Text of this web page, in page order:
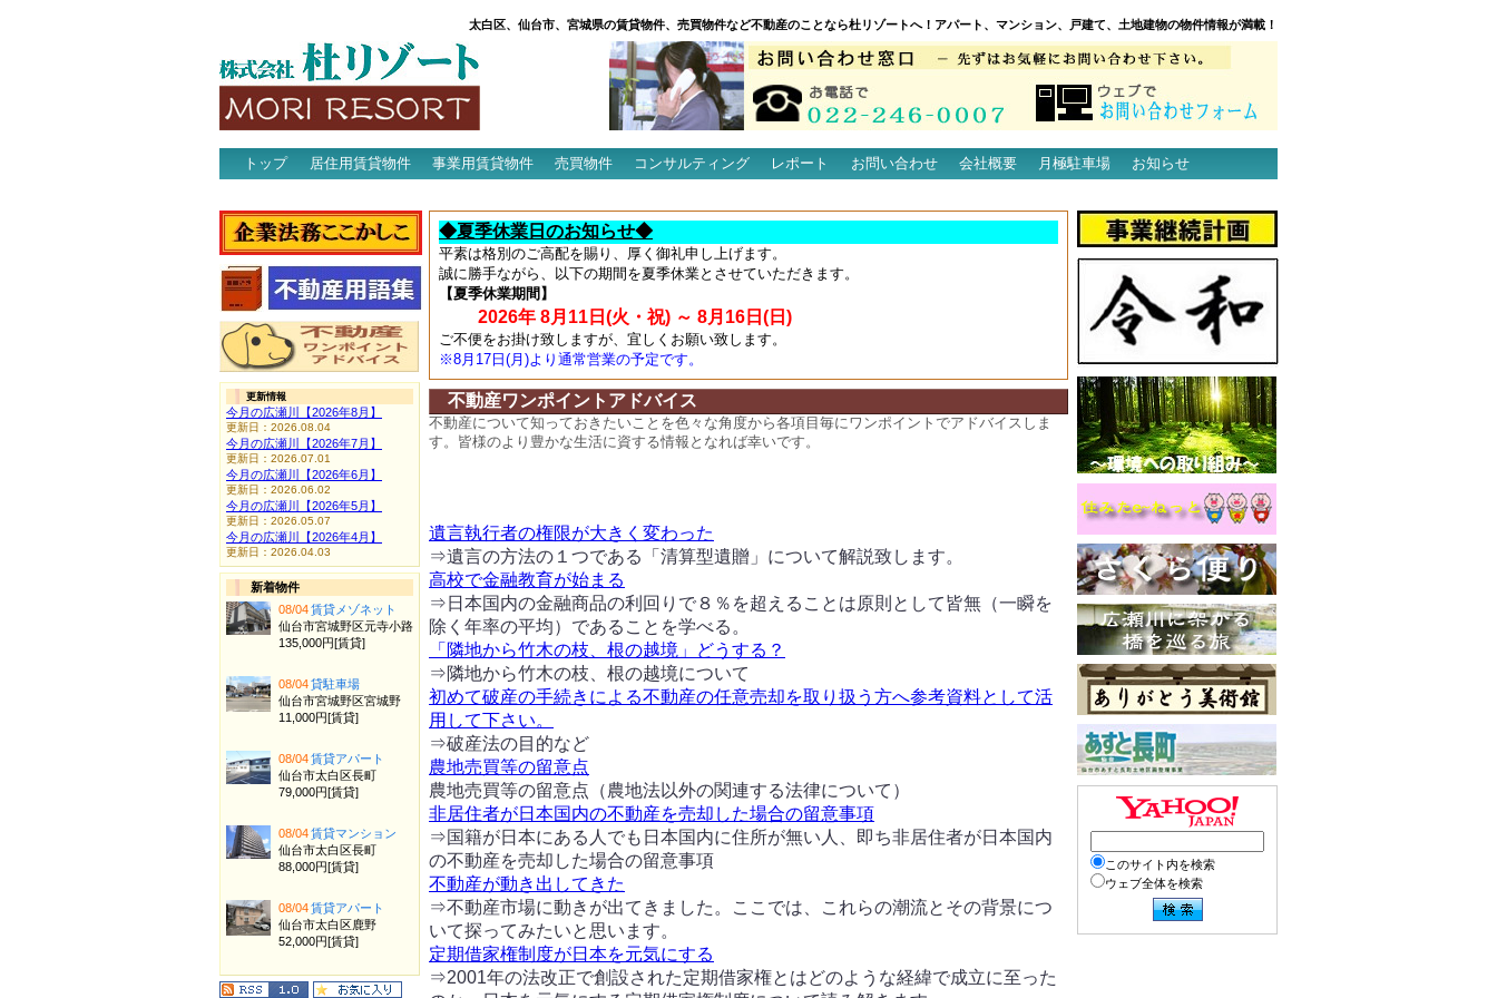
太白区、仙台市、宮城県の賃貸物件、売買物件など不動産のことなら杜リゾートへ！アパート、マンション、戸建て、土地建物の物件情報が満載！
トップ 居住用賃貸物件 事業用賃貸物件 売買物件 コンサルティング レポート お問い合わせ 会社概要 月極駐車場
お知らせ
◆夏季休業日のお知らせ◆
平素は格別のご高配を賜り、厚く御礼申し上げます。
誠に勝手ながら、以下の期間を夏季休業とさせていただきます。
【夏季休業期間】
2026年 8月11日(火・祝) ～ 8月16日(日)
ご不便をお掛け致しますが、宜しくお願い致します。
※8月17日(月)より通常営業の予定です。
不動産ワンポイントアドバイス
不動産について知っておきたいことを色々な角度から各項目毎にワンポイントでアドバイスしま
す。皆様のより豊かな生活に資する情報となれば幸いです。
遺言執行者の権限が大きく変わった
⇒遺言の方法の１つである「清算型遺贈」について解説致します。
高校で金融教育が始まる
⇒日本国内の金融商品の利回りで８％を超えることは原則として皆無（一瞬を
除く年率の平均）であることを学べる。
「隣地から竹木の枝、根の越境」どうする？
⇒隣地から竹木の枝、根の越境について
初めて破産の手続きによる不動産の任意売却を取り扱う方へ参考資料として活
用して下さい。
⇒破産法の目的など
農地売買等の留意点
農地売買等の留意点（農地法以外の関連する法律について）
非居住者が日本国内の不動産を売却した場合の留意事項
⇒国籍が日本にある人でも日本国内に住所が無い人、即ち非居住者が日本国内
の不動産を売却した場合の留意事項
不動産が動き出してきた
⇒不動産市場に動きが出てきました。ここでは、これらの潮流とその背景につ
いて探ってみたいと思います。
定期借家権制度が日本を元気にする
⇒2001年の法改正で創設された定期借家権とはどのような経緯で成立に至った
更新情報
今月の広瀬川【2026年8月】
更新日：2026.08.04
今月の広瀬川【2026年7月】
更新日：2026.07.01
今月の広瀬川【2026年6月】
更新日：2026.06.02
今月の広瀬川【2026年5月】
更新日：2026.05.07
今月の広瀬川【2026年4月】
更新日：2026.04.03
新着物件
08/04賃貸メゾネット
仙台市宮城野区元寺小路
135,000円[賃貸]
08/04貸駐車場
仙台市宮城野区宮城野
11,000円[賃貸]
08/04賃貸アパート
仙台市太白区長町
79,000円[賃貸]
08/04賃貸マンション
仙台市太白区長町
88,000円[賃貸]
08/04賃貸アパート
仙台市太白区鹿野
52,000円[賃貸]
このサイト内を検索
ウェブ全体を検索